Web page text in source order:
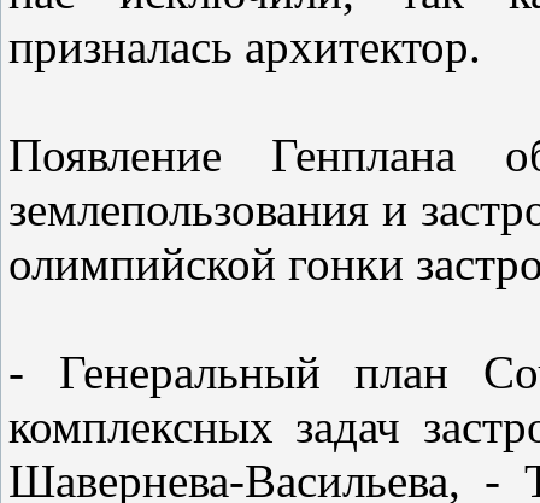
призналась архитектор.
Появление Генплана
землепользования и
олимпийской гонки
- Генеральный план
комплексных задач
Шавернева-Васильева,